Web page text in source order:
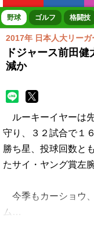
ボートレース 競輪
野球 ゴルフ 格闘技
2017年 日本人大リーガ
ドジャース前田
減か
ルーキーイヤーは
守り、３２試合で１
勝ち星、投球回数と
たサイ・ヤング賞左
今季もカーショウ
ム…